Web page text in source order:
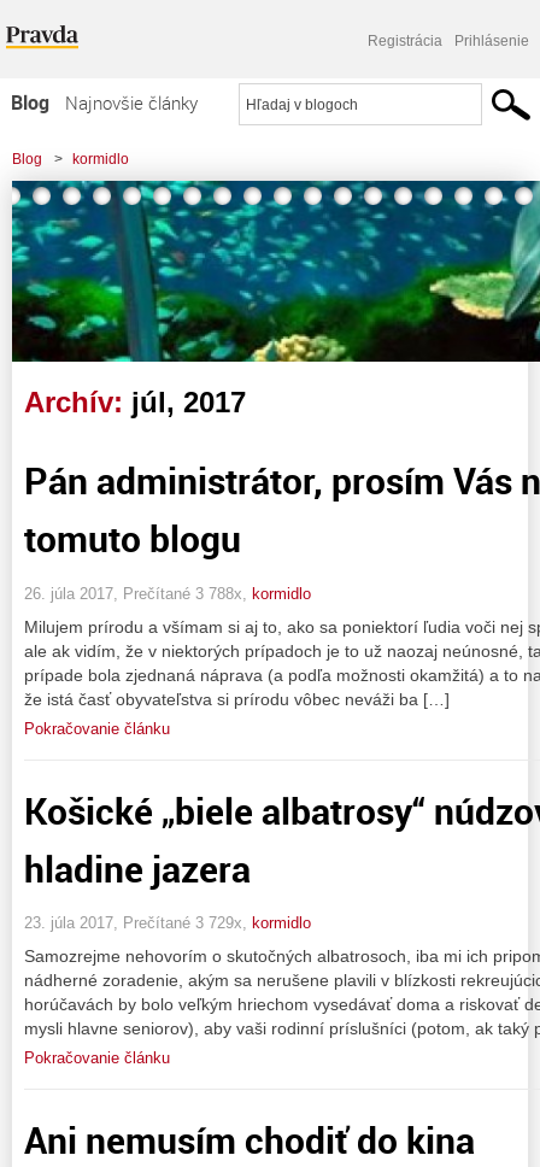
Registrácia Prihlásenie
Blog
Najnovšie články
Najčítanejšie články
Najkomentovanejšie články
Zoznam blogov
Komerčné blogy
Blog > kormidlo
Archív: júl, 2017
Pán administrátor, prosím Vás
tomuto blogu
26. júla 2017, Prečítané 3 788x, kormidlo
Milujem prírodu a všímam si aj to, ako sa poniektorí ľudia voči nej
ale ak vidím, že v niektorých prípadoch je to už naozaj neúnosné,
prípade bola zjednaná náprava (a podľa možnosti okamžitá) a to
že istá časť obyvateľstva si prírodu vôbec neváži ba […]
Pokračovanie článku
Košické „biele albatrosy“
hladine jazera
23. júla 2017, Prečítané 3 729x, kormidlo
Samozrejme nehovorím o skutočných albatrosoch, iba mi ich
nádherné zoradenie, akým sa nerušene plavili v blízkosti
horúčavách by bolo veľkým hriechom vysedávať doma a riskovať
mysli hlavne seniorov), aby vaši rodinní príslušníci (potom, ak
Pokračovanie článku
Ani nemusím chodiť do kina